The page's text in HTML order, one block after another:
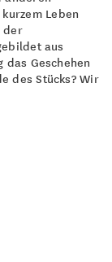
Leben
der
aus
Geschehen
des Stücks? Wir